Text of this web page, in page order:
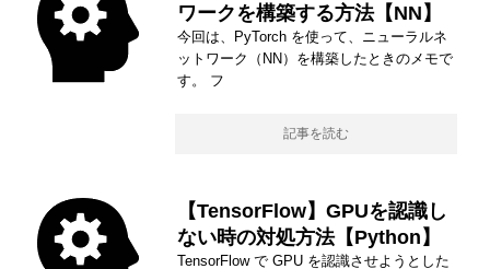
ワークを構築する方法【NN】
今回は、PyTorch を使って、ニューラルネ
ットワーク（NN）を構築したときのメモで
す。 フ
記事を読む
【TensorFlow】GPUを認識し
ない時の対処方法【Python】
TensorFlow で GPU を認識させようとした